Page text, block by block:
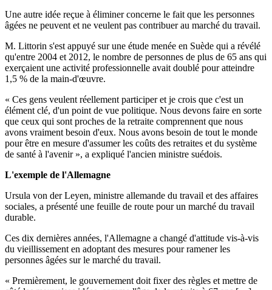
Une autre idée reçue à éliminer concerne le fait que les personnes
âgées ne peuvent et ne veulent pas contribuer au marché du travail.
M. Littorin s'est appuyé sur une étude menée en Suède qui a révélé
qu'entre 2004 et 2012, le nombre de personnes de plus de 65 ans qui
exerçaient une activité professionnelle avait doublé pour atteindre
1,5 % de la main-d'œuvre.
« Ces gens veulent réellement participer et je crois que c'est un
élément clé, d'un point de vue politique. Nous devons faire en sorte
que ceux qui sont proches de la retraite comprennent que nous
avons vraiment besoin d'eux. Nous avons besoin de tout le monde
pour être en mesure d'assumer les coûts des retraites et du système
de santé à l'avenir », a expliqué l'ancien ministre suédois.
L'exemple de l'Allemagne
Ursula von der Leyen, ministre allemande du travail et des affaires
sociales, a présenté une feuille de route pour un marché du travail
durable.
Ces dix dernières années, l'Allemagne a changé d'attitude vis-à-vis
du vieillissement en adoptant des mesures pour ramener les
personnes âgées sur le marché du travail.
« Premièrement, le gouvernement doit fixer des règles et mettre de